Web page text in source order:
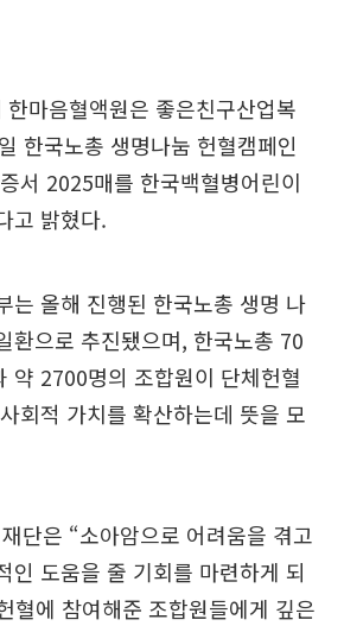
마음혈액원은 좋은친구산업복
한국노총 생명나눔 헌혈캠페인
서 2025매를 한국백혈병어린이
고 밝혔다.
는 올해 진행된 한국노총 생명 나
환으로 추진됐으며, 한국노총 70
약 2700명의 조합원이 단체헌혈
회적 가치를 확산하는데 뜻을 모
단은 “소아암으로 어려움을 겪고
인 도움을 줄 기회를 마련하게 되
혈에 참여해준 조합원들에게 깊은